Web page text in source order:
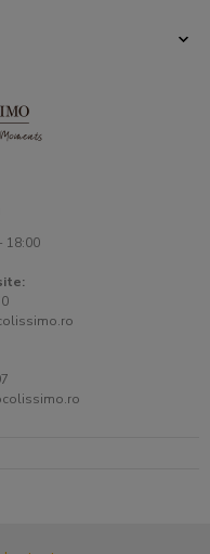
18:00